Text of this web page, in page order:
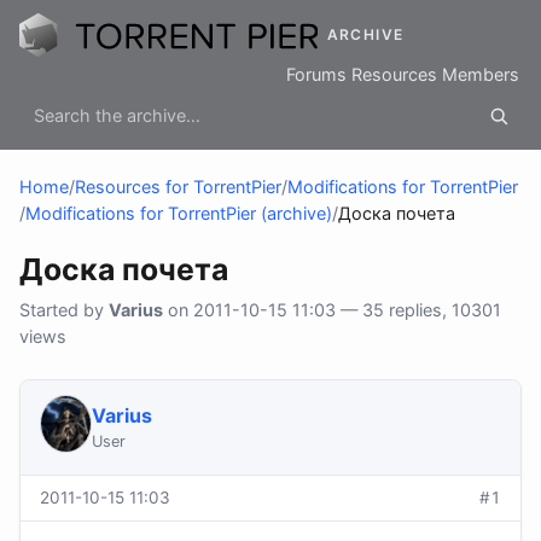
ARCHIVE
Forums Resources Members
Home/Resources for TorrentPier/Modifications for TorrentPier
/Modifications for TorrentPier (archive)/Доска почета
Доска почета
Started by Varius on 2011-10-15 11:03 — 35 replies, 10301
views
Varius
User
2011-10-15 11:03 #1